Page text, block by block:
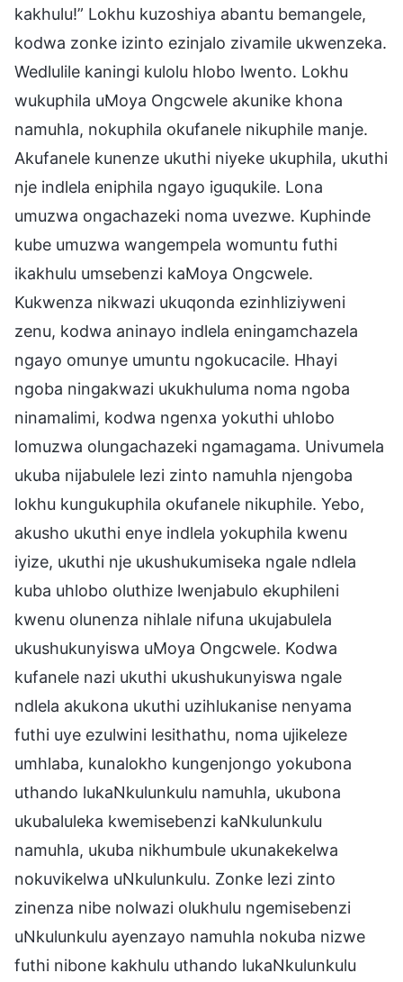
kakhulu!” Lokhu kuzoshiya abantu bemangele,
kodwa zonke izinto ezinjalo zivamile ukwenzeka.
Wedlulile kaningi kulolu hlobo lwento. Lokhu
wukuphila uMoya Ongcwele akunike khona
namuhla, nokuphila okufanele nikuphile manje.
Akufanele kunenze ukuthi niyeke ukuphila, ukuthi
nje indlela eniphila ngayo iguqukile. Lona
umuzwa ongachazeki noma uvezwe. Kuphinde
kube umuzwa wangempela womuntu futhi
ikakhulu umsebenzi kaMoya Ongcwele.
Kukwenza nikwazi ukuqonda ezinhliziyweni
zenu, kodwa aninayo indlela eningamchazela
ngayo omunye umuntu ngokucacile. Hhayi
ngoba ningakwazi ukukhuluma noma ngoba
ninamalimi, kodwa ngenxa yokuthi uhlobo
lomuzwa olungachazeki ngamagama. Univumela
ukuba nijabulele lezi zinto namuhla njengoba
lokhu kungukuphila okufanele nikuphile. Yebo,
akusho ukuthi enye indlela yokuphila kwenu
iyize, ukuthi nje ukushukumiseka ngale ndlela
kuba uhlobo oluthize lwenjabulo ekuphileni
kwenu olunenza nihlale nifuna ukujabulela
ukushukunyiswa uMoya Ongcwele. Kodwa
kufanele nazi ukuthi ukushukunyiswa ngale
ndlela akukona ukuthi uzihlukanise nenyama
futhi uye ezulwini lesithathu, noma ujikeleze
umhlaba, kunalokho kungenjongo yokubona
uthando lukaNkulunkulu namuhla, ukubona
ukubaluleka kwemisebenzi kaNkulunkulu
namuhla, ukuba nikhumbule ukunakekelwa
nokuvikelwa uNkulunkulu. Zonke lezi zinto
zinenza nibe nolwazi olukhulu ngemisebenzi
uNkulunkulu ayenzayo namuhla nokuba nizwe
futhi nibone kakhulu uthando lukaNkulunkulu